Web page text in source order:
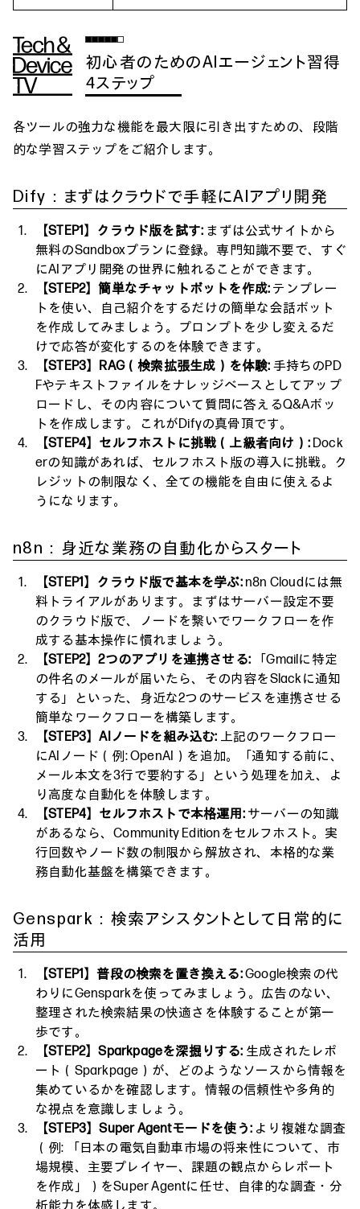
初心者のためのAIエージェント習得
4ステップ
各ツールの強力な機能を最大限に引き出すための、段階
的な学習ステップをご紹介します。
Dify：まずはクラウドで手軽にAIアプリ開発
【STEP1】クラウド版を試す: まずは公式サイトから
無料のSandboxプランに登録。専門知識不要で、すぐ
にAIアプリ開発の世界に触れることができます。
【STEP2】簡単なチャットボットを作成: テンプレー
トを使い、自己紹介をするだけの簡単な会話ボット
を作成してみましょう。プロンプトを少し変えるだ
けで応答が変化するのを体験できます。
【STEP3】RAG（検索拡張生成）を体験: 手持ちのPD
Fやテキストファイルをナレッジベースとしてアップ
ロードし、その内容について質問に答えるQ&Aボッ
トを作成します。これがDifyの真骨頂です。
【STEP4】セルフホストに挑戦（上級者向け）:Dock
erの知識があれば、セルフホスト版の導入に挑戦。ク
レジットの制限なく、全ての機能を自由に使えるよ
うになります。
n8n：身近な業務の自動化からスタート
【STEP1】クラウド版で基本を学ぶ:n8n Cloudには無
料トライアルがあります。まずはサーバー設定不要
のクラウド版で、ノードを繋いでワークフローを作
成する基本操作に慣れましょう。
【STEP2】2つのアプリを連携させる: 「Gmailに特定
の件名のメールが届いたら、その内容をSlackに通知
する」といった、身近な2つのサービスを連携させる
簡単なワークフローを構築します。
【STEP3】AIノードを組み込む: 上記のワークフロー
にAIノード（例: OpenAI）を追加。「通知する前に、
メール本文を3行で要約する」という処理を加え、よ
り高度な自動化を体験します。
【STEP4】セルフホストで本格運用:サーバーの知識
があるなら、Community Editionをセルフホスト。実
行回数やノード数の制限から解放され、本格的な業
務自動化基盤を構築できます。
Genspark：検索アシスタントとして日常的に
活用
【STEP1】普段の検索を置き換える:Google検索の代
わりにGensparkを使ってみましょう。広告のない、
整理された検索結果の快適さを体験することが第一
歩です。
【STEP2】Sparkpageを深掘りする: 生成されたレポ
ート（Sparkpage）が、どのようなソースから情報を
集めているかを確認します。情報の信頼性や多角的
な視点を意識しましょう。
【STEP3】Super Agentモードを使う: より複雑な調査
（例: 「日本の電気自動車市場の将来性について、市
場規模、主要プレイヤー、課題の観点からレポート
を作成」）をSuper Agentに任せ、自律的な調査・分
析能力を体感します。